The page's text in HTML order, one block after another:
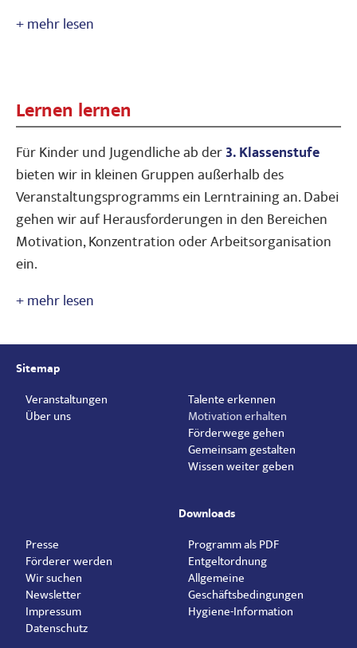
Lernen lernen
Für Kinder und Jugendliche ab der3. Klassenstufe
bieten wir in kleinen Gruppen außerhalb des
Veranstaltungsprogramms ein Lerntraining an. Dabei
gehen wir auf Herausforderungen in den Bereichen
Motivation, Konzentration oder Arbeitsorganisation
ein.
Sitemap
Veranstaltungen
Über uns
Talente erkennen
Motivation erhalten
Förderwege gehen
Gemeinsam gestalten
Wissen weiter geben
Presse
Förderer werden
Wir suchen
Newsletter
Impressum
Datenschutz
Downloads
Programm als PDF
Entgeltordnung
Allgemeine
Geschäftsbedingungen
Hygiene-Information